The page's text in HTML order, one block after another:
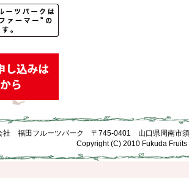
社 福田フルーツパーク 〒745-0401 山口県周南市
Copyright (C) 2010 Fukuda